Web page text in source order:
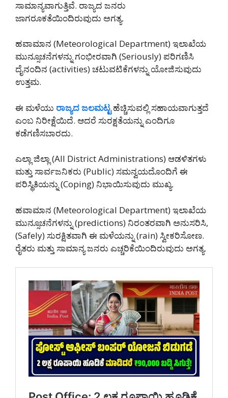
ಸಾಮಾನ್ಯವಾಗುತ್ತಿವೆ. ರಾಜ್ಯದ ಜನರು
ಜಾಗರೂಕತೆಯಿಂದಿರುವುದು ಅಗತ್ಯ.
ಹವಾಮಾನ (Meteorological Department) ಇಲಾಖೆಯ
ಮುನ್ಸೂಚನೆಗಳನ್ನು ಗಂಭೀರವಾಗಿ (Seriously) ಪರಿಗಣಿಸಿ
ದೈನಂದಿನ (activities) ಚಟುವಟಿಕೆಗಳನ್ನು ಯೋಜಿಸುವುದು
ಉತ್ತಮ.
ಈ ಮಳೆಯು ರಾಜ್ಯದ ಜಲಮಟ್ಟಹೆಚ್ಚಿಸುವಲ್ಲಿ ಸಹಾಯವಾಗುತ್ತದೆ
ಎಂಬ ನಿರೀಕ್ಷೆಯಿದೆ. ಆದರೆ ಸುರಕ್ಷತೆಯನ್ನು ಎಂದಿಗೂ
ಕಡೆಗಣಿಸಬಾರದು.
ಎಲ್ಲಾ ಜಿಲ್ಲಾ (All District Administrations) ಆಡಳಿತಗಳು
ಮತ್ತು ಸಾರ್ವಜನಿಕರು (Public) ಸಮನ್ವಯದೊಂದಿಗೆ ಈ
ಪರಿಸ್ಥಿತಿಯನ್ನು (Coping) ನಿಭಾಯಿಸುವುದು ಮುಖ್ಯ.
ಹವಾಮಾನ (Meteorological Department) ಇಲಾಖೆಯ
ಮುನ್ಸೂಚನೆಗಳನ್ನು (predictions) ನಿರಂತರವಾಗಿ ಅನುಸರಿಸಿ,
(Safely) ಸುರಕ್ಷಿತವಾಗಿ ಈ ಮಳೆಯನ್ನು (rain) ಸ್ವೀಕರಿಸೋಣ.
ರೈತರು ಮತ್ತು ಸಾಮಾನ್ಯ ಜನರು ಎಚ್ಚರಿಕೆಯಿಂದಿರುವುದು ಅಗತ್ಯ.